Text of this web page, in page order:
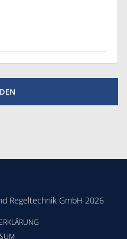
Regeltechnik GmbH 2026